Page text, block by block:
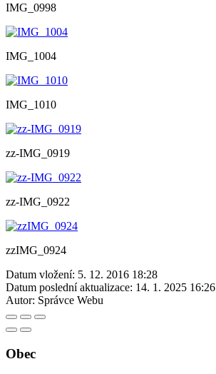
IMG_0998
IMG_1004
IMG_1010
zz-IMG_0919
zz-IMG_0922
zzIMG_0924
Datum vložení: 5. 12. 2016 18:28
Datum poslední aktualizace: 14. 1. 2025 16:26
Autor: Správce Webu
Obec